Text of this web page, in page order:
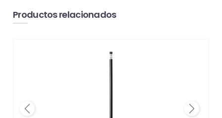
Productos relacionados
Previous Next